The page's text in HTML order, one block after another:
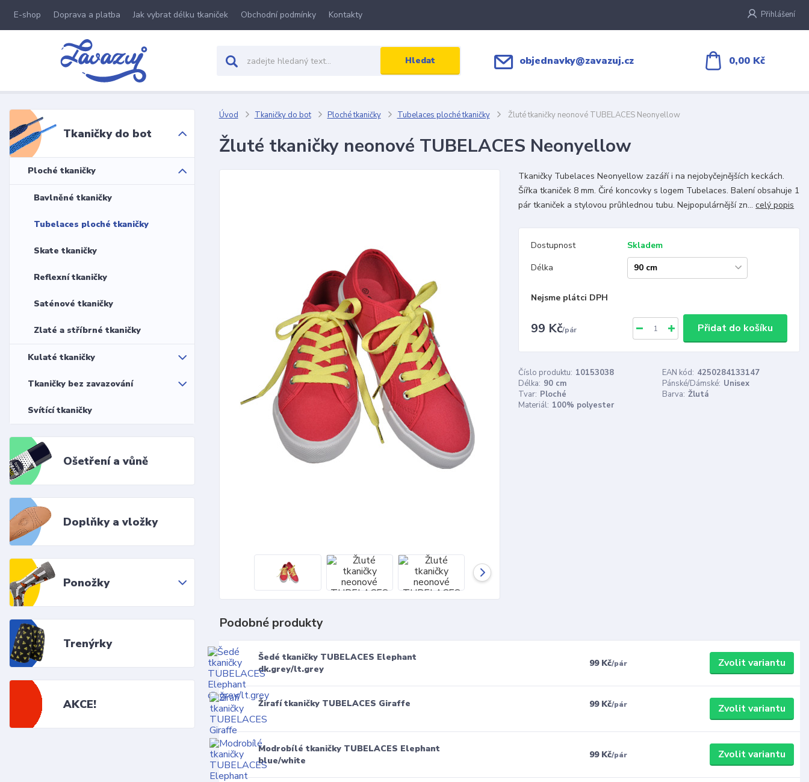
E-shop Doprava a platba Jak vybrat délku tkaniček Obchodní podmínky Kontakty Přihlášení
Hledat objednavky@zavazuj.cz 0,00 Kč
Tkaničky do bot
Ploché tkaničky
Bavlněné tkaničky
Tubelaces ploché tkaničky
Skate tkaničky
Reflexní tkaničky
Saténové tkaničky
Zlaté a stříbrné tkaničky
Kulaté tkaničky
Tkaničky bez zavazování
Svítící tkaničky
Ošetření a vůně
Doplňky a vložky
Ponožky
Trenýrky
AKCE!
Úvod Tkaničky do bot Ploché tkaničky Tubelaces ploché tkaničky Žluté tkaničky neonové TUBELACES Neonyellow
Žluté tkaničky neonové TUBELACES Neonyellow
Tkaničky Tubelaces Neonyellow zazáří i na nejobyčejnějších keckách.
Šířka tkaniček 8 mm. Čiré koncovky s logem Tubelaces. Balení obsahuje 1
pár tkaniček a stylovou průhlednou tubu. Nejpopulárnější zn...celý popis
Dostupnost
Skladem
Délka
Nejsme plátci DPH
99 Kč/pár Přidat do košíku
Číslo produktu: 10153038 EAN kód: 4250284133147
Délka: 90 cm Pánské/Dámské: Unisex
Tvar: Ploché Barva: Žlutá
Materiál: 100% polyester
Podobné produkty
Šedé tkaničky TUBELACES Elephant
dk.grey/lt.grey
99 Kč/pár Zvolit variantu
Žirafí tkaničky TUBELACES Giraffe 99 Kč/pár Zvolit variantu
Modrobílé tkaničky TUBELACES Elephant
blue/white
99 Kč/pár Zvolit variantu